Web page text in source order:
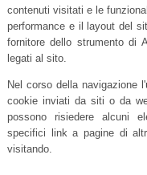
contenuti visitati e le
performance e il layout del
fornitore dello strumento di
legati al sito.
Nel corso della navigazione
cookie inviati da siti o da
possono risiedere alcuni
specifici link a pagine di
visitando.